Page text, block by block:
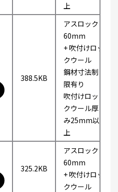
上
388.5KB
アスロック
60mm
+ 吹付けロッ
クウール
鋼材寸法制
限有り
吹付けロッ
クウール厚
み25mm以
上
325.2KB
アスロック
60mm
+ 吹付けロッ
クウール